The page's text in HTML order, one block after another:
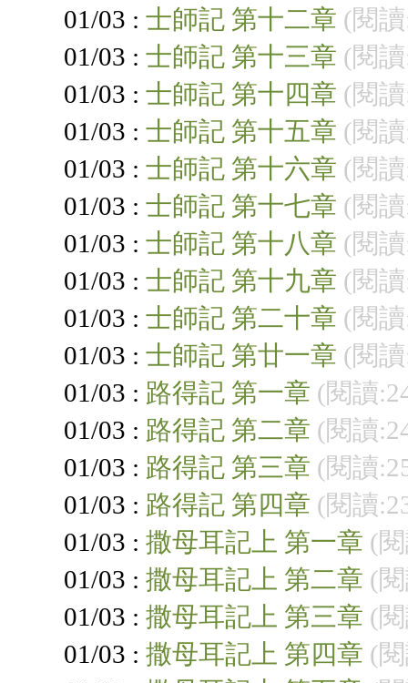
01/03 : 士師記 第十二章 (閱
01/03 : 士師記 第十三章 (閱
01/03 : 士師記 第十四章 (閱
01/03 : 士師記 第十五章 (閱
01/03 : 士師記 第十六章 (閱
01/03 : 士師記 第十七章 (閱
01/03 : 士師記 第十八章 (閱
01/03 : 士師記 第十九章 (閱
01/03 : 士師記 第二十章 (閱
01/03 : 士師記 第廿一章 (閱
01/03 : 路得記 第一章 (閱讀
01/03 : 路得記 第二章 (閱讀
01/03 : 路得記 第三章 (閱讀
01/03 : 路得記 第四章 (閱讀
01/03 : 撒母耳記上 第一章 (
01/03 : 撒母耳記上 第二章 (
01/03 : 撒母耳記上 第三章 (
01/03 : 撒母耳記上 第四章 (